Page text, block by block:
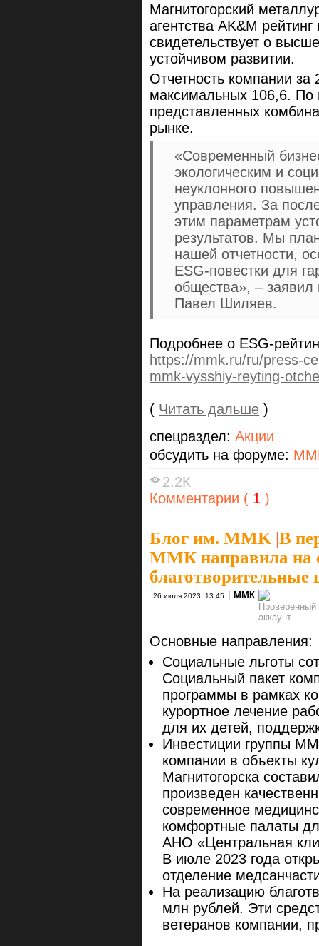
Магнитогорский
агентства AK&M
свидетельствует о
устойчивом развитии.
Отчетность компании
максимальных 106,6. По
представленных
рынке.
«Современный
экологическим и
неуклонного
управления. За
этим параметрам
результатов. Мы
нашей отчетности,
ESG‑повестки для
общества», –
Павел Шиляев.
Подробнее о ESG-
https://mmk.ru/ru/press-
mmk-vysshiy-reyting-
( Читать дальше )
спецраздел: Акции
обсудить на форуме:
2.2К
Комментарии ( 1 )
Блог им. MMK |В
ММК направила на
благотворительные
26 июля 2023, 13:45 ММК
Основные направления:
Социальные льготы
Социальный пакет
программы в рамках
курортное лечение
для их детей,
Инвестиции группы
компании в объекты
Магнитогорска
произведен
современное
комфортные палаты
АНО «Центральная
В июле 2023 года
отделение
На реализацию
млн рублей. Эти
ветеранов компании,